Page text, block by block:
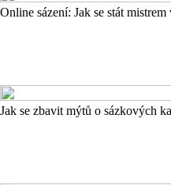
Online sázení: Jak se stát
Jak se zbavit mýtů o sázkových